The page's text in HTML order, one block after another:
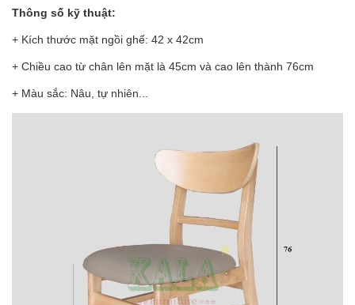
Thông số kỹ thuật:
+ Kích thước mặt ngồi ghế: 42 x 42cm
+ Chiều cao từ chân lên mặt là 45cm và cao lên thành 76cm
+ Màu sắc: Nâu, tự nhiên...